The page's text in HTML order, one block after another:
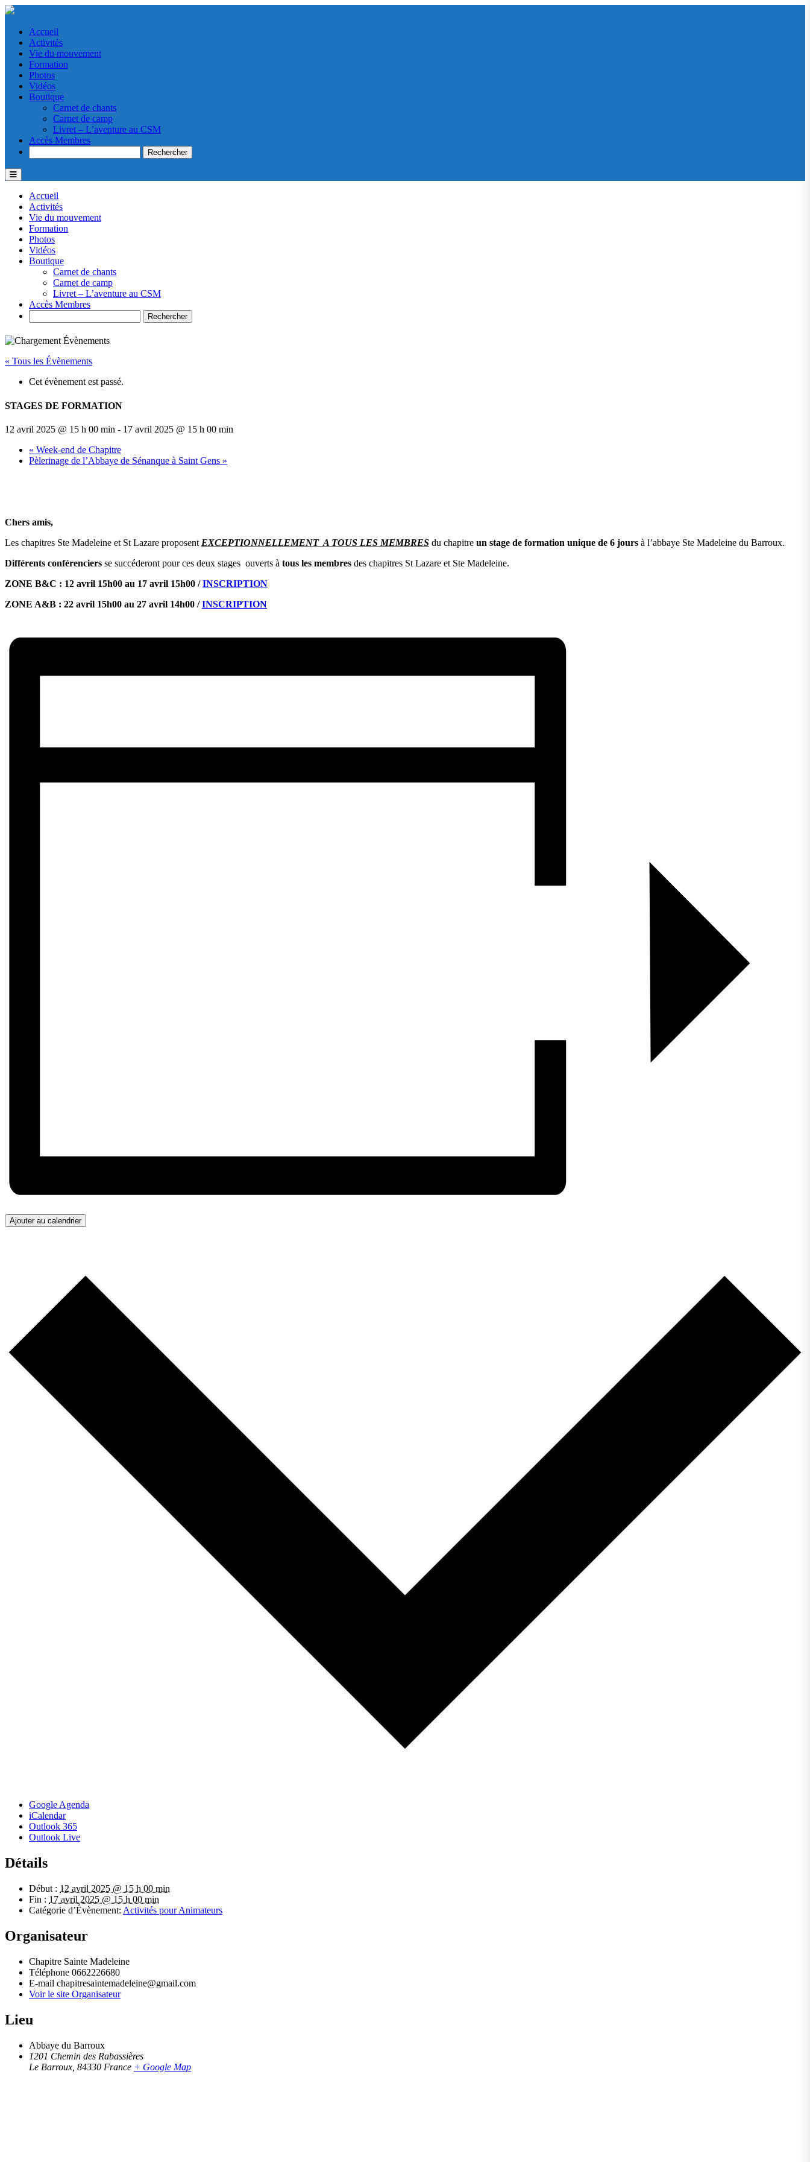
Accueil
Activités
Vie du mouvement
Formation
Photos
Vidéos
Boutique
Carnet de chants
Carnet de camp
Livret – L’aventure au CSM
Accès Membres
Accueil
Activités
Vie du mouvement
Formation
Photos
Vidéos
Boutique
Carnet de chants
Carnet de camp
Livret – L’aventure au CSM
Accès Membres
« Tous les Évènements
Cet évènement est passé.
STAGES DE FORMATION
12 avril 2025 @ 15 h 00 min - 17 avril 2025 @ 15 h 00 min
« Week-end de Chapitre
Pèlerinage de l’Abbaye de Sénanque à Saint Gens »
Chers amis,
Les chapitres Ste Madeleine et St Lazare proposent EXCEPTIONNELLEMENT A TOUS LES MEMBRES du chapitre un stage de formation unique de 6 jours à l’abbaye Ste Madeleine du Barroux.
Différents conférenciers se succéderont pour ces deux stages ouverts à tous les membres des chapitres St Lazare et Ste Madeleine.
ZONE B&C : 12 avril 15h00 au 17 avril 15h00 /INSCRIPTION
ZONE A&B : 22 avril 15h00 au 27 avril 14h00 /INSCRIPTION
Ajouter au calendrier
Google Agenda
iCalendar
Outlook 365
Outlook Live
Détails
Début : 12 avril 2025 @ 15 h 00 min
Fin : 17 avril 2025 @ 15 h 00 min
Catégorie d’Évènement: Activités pour Animateurs
Organisateur
Chapitre Sainte Madeleine
Téléphone 0662226680
E-mail chapitresaintemadeleine@gmail.com
Voir le site Organisateur
Lieu
Abbaye du Barroux
1201 Chemin des Rabassières
Le Barroux 84330 France + Google Map